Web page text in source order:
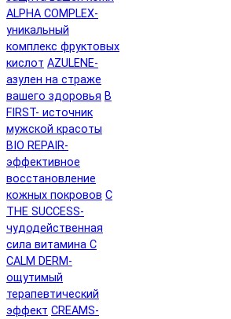
ALPHA COMPLEX-
уникальный
комплекс фруктовых
кислот AZULENE-
азулен на страже
вашего здоровья B
FIRST- источник
мужской красоты
BIO REPAIR-
эффективное
восстановление
кожных покровов C
THE SUCCESS-
чудодейственная
сила витамина C
CALM DERM-
ощутимый
терапевтический
эффект CREAMS-